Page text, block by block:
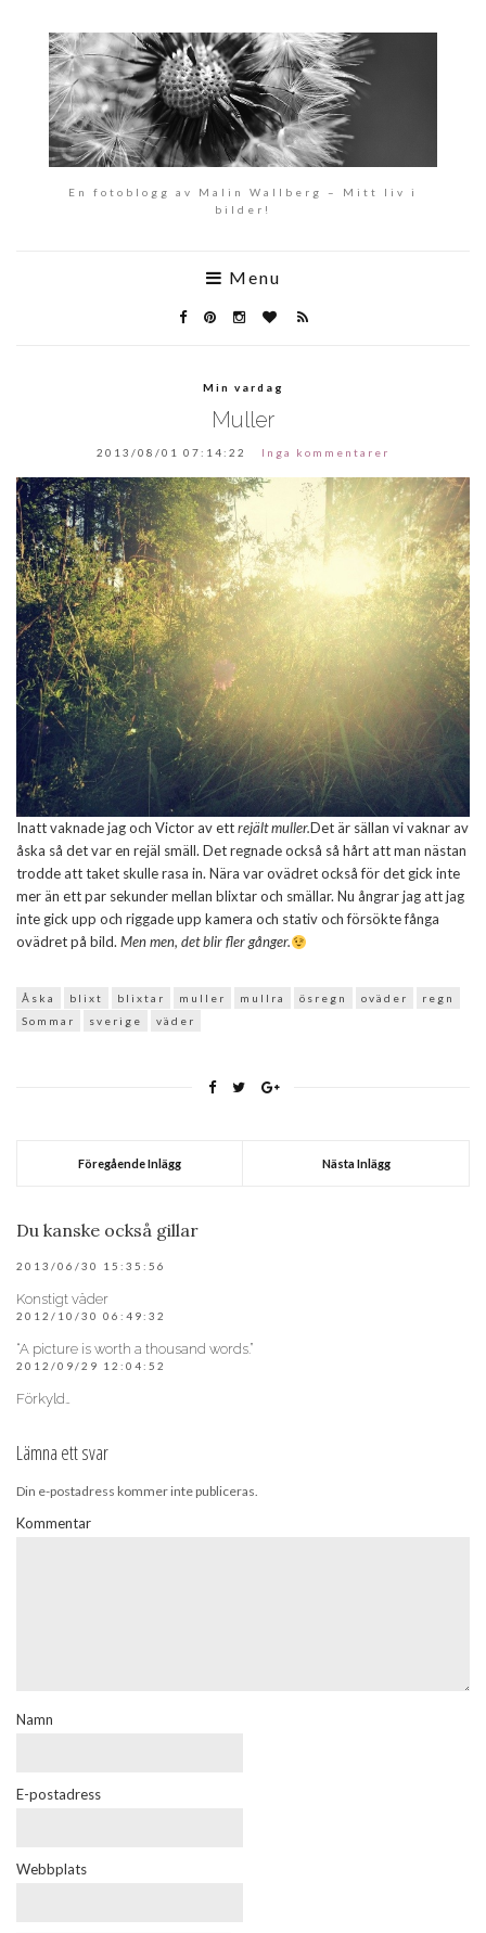
En fotoblogg av Malin Wallberg – Mitt liv i
bilder!
Menu
Min vardag
Muller
2013/08/01 07:14:22 Inga kommentarer
Inatt vaknade jag och Victor av ettrejält muller.Det är sällan vi vaknar av
åska så det var en rejäl smäll. Det regnade också så hårt att man nästan
trodde att taket skulle rasa in. Nära var ovädret också för det gick inte
mer än ett par sekunder mellan blixtar och smällar. Nu ångrar jag att jag
inte gick upp och riggade upp kamera och stativ och försökte fånga
ovädret på bild. Men men, det blir fler gånger.
Åska blixt blixtar muller mullra ösregn oväder
regn
Sommar
sverige väder
Föregående Inlägg Nästa Inlägg
Du kanske också gillar
2013/06/30 15:35:56
Konstigt väder
2012/10/30 06:49:32
“A picture is worth a thousand words.”
2012/09/29 12:04:52
Förkyld…
Lämna ett svar
Din e-postadress kommer inte publiceras.
Kommentar
Namn
E-postadress
Webbplats